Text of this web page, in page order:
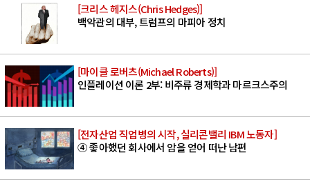
[크리스 헤지스(Chris Hedges)]
백악관의 대부, 트럼프의 마피아 정치
[마이클 로버츠(Michael Roberts)]
인플레이션 이론 2부: 비주류 경제학과 마르크스주의
[전자산업 직업병의 시작, 실리콘밸리 IBM 노동자]
④ 좋아했던 회사에서 암을 얻어 떠난 남편